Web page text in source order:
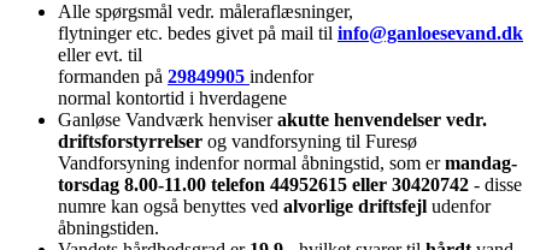
Alle spørgsmål vedr. måleraflæsninger,
flytninger etc. bedes givet på mail til info@ganloesevand.dk
eller evt. til
formanden på 29849905 indenfor
normal kontortid i hverdagene
Ganløse Vandværk henviserakutte henvendelser vedr.
driftsforstyrrelser og vandforsyning til Furesø
Vandforsyning indenfor normal åbningstid, som ermandag-
torsdag 8.00-11.00 telefon 44952615 eller 30420742 - disse
numre kan også benyttes ved alvorlige driftsfejl udenfor
åbningstiden.